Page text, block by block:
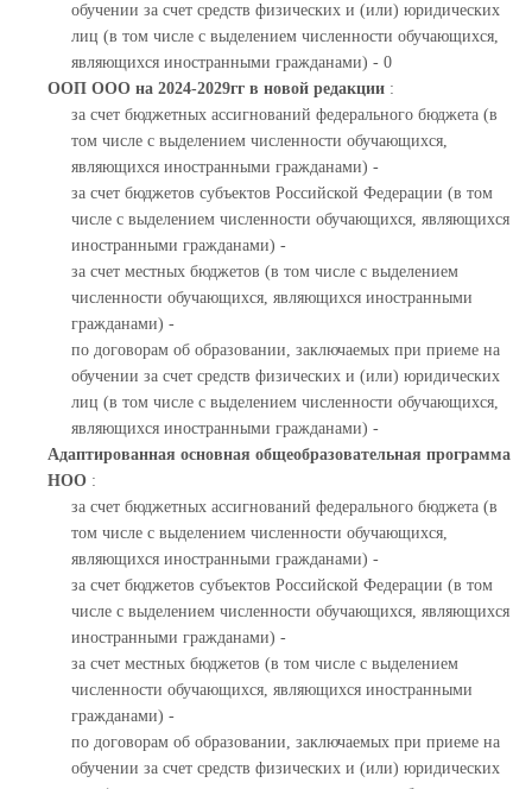
обучении за счет средств физических и (или) юридических
лиц (в том числе с выделением численности обучающихся,
являющихся иностранными гражданами) - 0
ООП ООО на 2024-2029гг в новой редакции :
за счет бюджетных ассигнований федерального бюджета (в
том числе с выделением численности обучающихся,
являющихся иностранными гражданами) -
за счет бюджетов субъектов Российской Федерации (в том
числе с выделением численности обучающихся, являющихся
иностранными гражданами) -
за счет местных бюджетов (в том числе с выделением
численности обучающихся, являющихся иностранными
гражданами) -
по договорам об образовании, заключаемых при приеме на
обучении за счет средств физических и (или) юридических
лиц (в том числе с выделением численности обучающихся,
являющихся иностранными гражданами) -
Адаптированная основная общеобразовательная программа
НОО :
за счет бюджетных ассигнований федерального бюджета (в
том числе с выделением численности обучающихся,
являющихся иностранными гражданами) -
за счет бюджетов субъектов Российской Федерации (в том
числе с выделением численности обучающихся, являющихся
иностранными гражданами) -
за счет местных бюджетов (в том числе с выделением
численности обучающихся, являющихся иностранными
гражданами) -
по договорам об образовании, заключаемых при приеме на
обучении за счет средств физических и (или) юридических